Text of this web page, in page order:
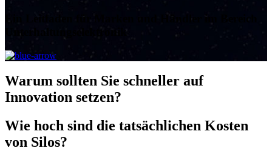
Ein Leitfaden für Marken und Händler im Bereich
Unterhaltungselektronik
Warum sollten Sie schneller auf
Innovation setzen?
Wie hoch sind die tatsächlichen Kosten
von Silos?